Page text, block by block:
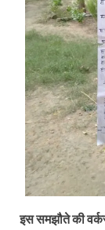
इस समझौते की